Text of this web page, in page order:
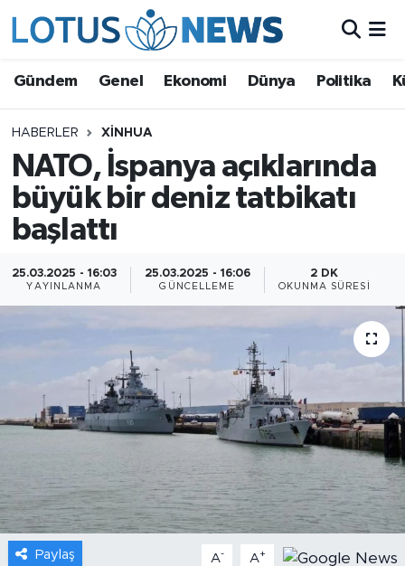
Gündem Genel Ekonomi Dünya Politika
HABERLER XINHUA
NATO, İspanya açıklarında
büyük bir deniz tatbikatı
başlattı
25.03.2025 - 16:03
YAYINLANMA
25.03.2025 - 16:06
GÜNCELLEME
2 DK
OKUNMA SÜRESI
Paylaş A- A+
Ekonomi
Dünya
Politika
Bilim ve Teknoloji
Çin Fuarları
Gündem
Video
Sağlık